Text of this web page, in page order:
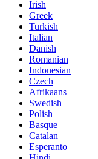
Irish
Greek
Turkish
Italian
Danish
Romanian
Indonesian
Czech
Afrikaans
Swedish
Polish
Basque
Catalan
Esperanto